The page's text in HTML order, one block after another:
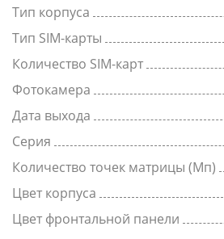
Тип корпуса
Тип SIM-карты
Количество SIM-карт
Фотокамера
Дата выхода
Серия
Количество точек матрицы (Мп)
Цвет корпуса
Цвет фронтальной панели